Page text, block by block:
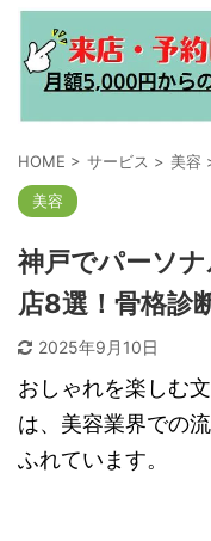
HOME > サービス > 美容
美容
神戸でパーソ
店8選！骨格診
2025年9月10日
おしゃれを楽しむ
は、美容業界での
ふれています。